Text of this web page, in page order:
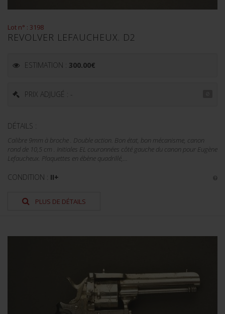
Lot n° : 3198
REVOLVER LEFAUCHEUX. D2
ESTIMATION : 300.00€
PRIX ADJUGÉ : -
DÉTAILS :
Calibre 9mm à broche . Double action. Bon état, bon mécanisme, canon
rond de 10,5 cm . Initiales EL couronnées côté gauche du canon pour Eugène
Lefaucheux. Plaquettes en ébène quadrillé,...
CONDITION : II+
PLUS DE DÉTAILS